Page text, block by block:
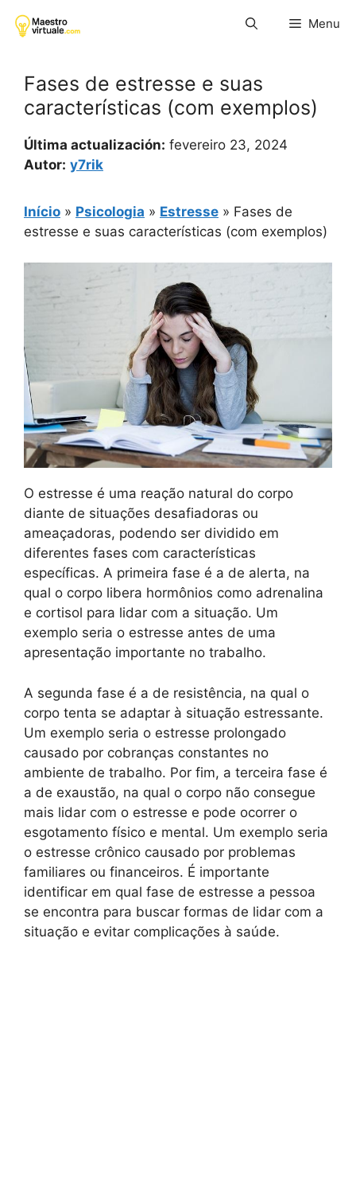
para
Menu
Fases de estresse e suas
características (com exemplos)
Última actualización: fevereiro 23, 2024
Autor: y7rik
Início » Psicologia » Estresse » Fases de
estresse e suas características (com exemplos)
O estresse é uma reação natural do corpo
diante de situações desafiadoras ou
ameaçadoras, podendo ser dividido em
diferentes fases com características
específicas. A primeira fase é a de alerta, na
qual o corpo libera hormônios como adrenalina
e cortisol para lidar com a situação. Um
exemplo seria o estresse antes de uma
apresentação importante no trabalho.
A segunda fase é a de resistência, na qual o
corpo tenta se adaptar à situação estressante.
Um exemplo seria o estresse prolongado
causado por cobranças constantes no
ambiente de trabalho. Por fim, a terceira fase é
a de exaustão, na qual o corpo não consegue
mais lidar com o estresse e pode ocorrer o
esgotamento físico e mental. Um exemplo seria
o estresse crônico causado por problemas
familiares ou financeiros. É importante
identificar em qual fase de estresse a pessoa
se encontra para buscar formas de lidar com a
situação e evitar complicações à saúde.